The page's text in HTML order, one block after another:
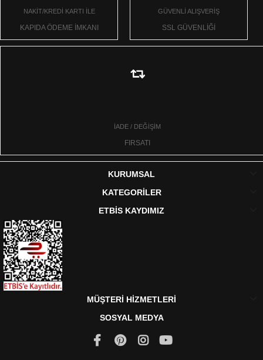
NAKİT/KREDİ KARTI İLE
KAPIDA ÖDEME İMKANI
GÜVENLİ ALIŞVERİŞ
SSL GÜVENLİĞİ
İADE / DEĞİŞİM
FIRSATI
KURUMSAL
KATEGORİLER
ETBİS KAYDIMIZ
MÜŞTERİ HİZMETLERİ
SOSYAL MEDYA